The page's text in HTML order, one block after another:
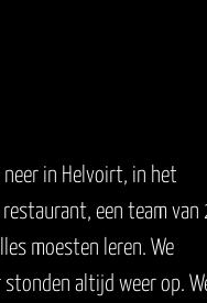
neer in Helvoirt, in het
een team van
moesten leren. We
altijd weer op.